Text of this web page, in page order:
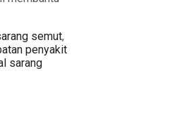
semut,
penyakit
sarang